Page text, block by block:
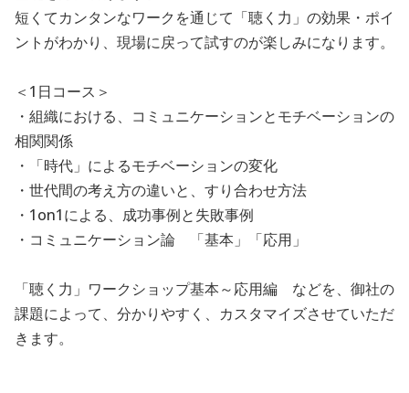
短くてカンタンなワークを通じて「聴く力」の効果・ポイ
ントがわかり、現場に戻って試すのが楽しみになります。
＜1日コース＞
・組織における、コミュニケーションとモチベーションの
相関関係
・「時代」によるモチベーションの変化
・世代間の考え方の違いと、すり合わせ方法
・1on1による、成功事例と失敗事例
・コミュニケーション論 「基本」「応用」
「聴く力」ワークショップ基本～応用編 などを、御社の
課題によって、分かりやすく、カスタマイズさせていただ
きます。